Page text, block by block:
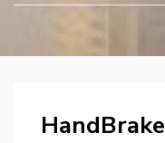
HandBrake